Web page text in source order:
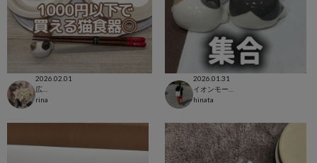
2026.02.01
rina
2026.01.31
hinata